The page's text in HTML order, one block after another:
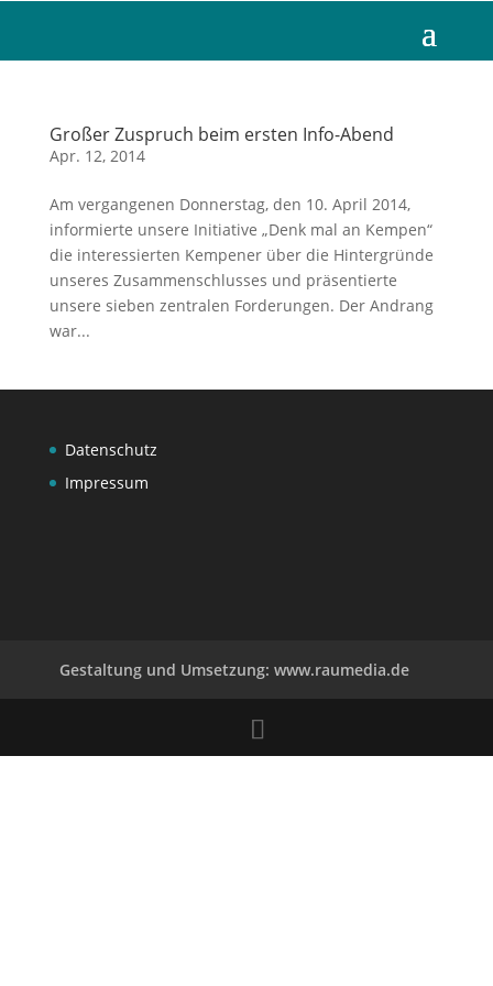
Großer Zuspruch beim ersten Info-Abend
Apr. 12, 2014
Am vergangenen Donnerstag, den 10. April 2014,
informierte unsere Initiative „Denk mal an Kempen“
die interessierten Kempener über die Hintergründe
unseres Zusammenschlusses und präsentierte
unsere sieben zentralen Forderungen. Der Andrang
war...
Datenschutz
Impressum
Gestaltung und Umsetzung: www.raumedia.de